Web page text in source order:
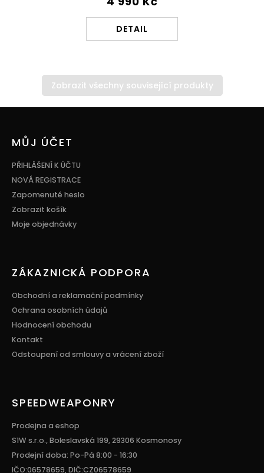
DETAIL
Zobrazit všechny související produkty
MŮJ ÚČET
PŘIHLÁŠENÍ K ÚČTU
NOVÁ REGISTRACE
Zapomenuté heslo
Zobrazit košík
Moje objednávky
ZÁKAZNICKÁ PODPORA
Obchodní a reklamační podmínky
Ochrana osobních údajů
Hodnocení obchodu
Kontakt
Odstoupení od smlouvy a vrácení zboží
SPEEDWEAPONRY
Prodejna a eshop
S1W s.r.o., Boleslavská 199, 29306 Kosmonosy
Prodejní doba: Po-Pá 8:00 - 16:30
IČO:06578659, DIČ:CZ06578659